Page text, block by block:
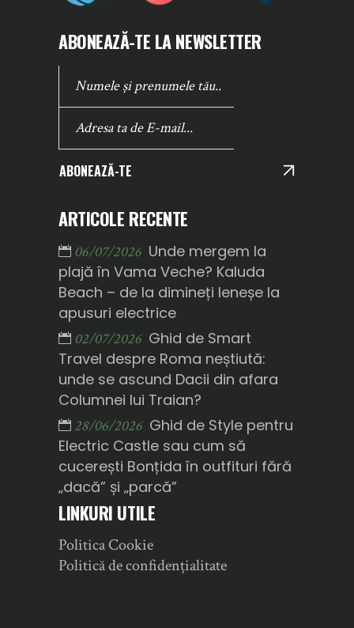
ABONEAZĂ-TE LA NEWSLETTER
ABONEAZĂ-TE
ARTICOLE RECENTE
06/07/2026 Unde mergem la
plajă în Vama Veche? Kaluda
Beach – de la dimineți leneșe la
apusuri electrice
02/07/2026 Ghid de Smart
Travel despre Roma neștiută:
unde se ascund Dacii din afara
Columnei lui Traian?
28/06/2026 Ghid de Style pentru
Electric Castle sau cum să
cucerești Bonțida în outfituri fără
„dacă” și „parcă”
LINKURI UTILE
Politica Cookie
Politică de confidențialitate